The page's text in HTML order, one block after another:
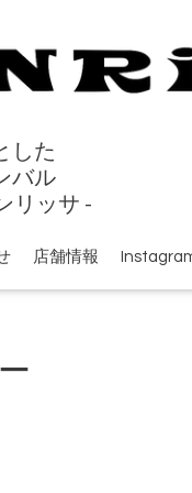
した
バル
リッサ -
店舗情報